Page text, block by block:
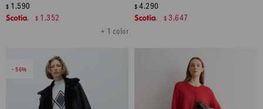
+ 1 color
$ 1.590
$ 1.352
$ 4.290
$ 3.647
56